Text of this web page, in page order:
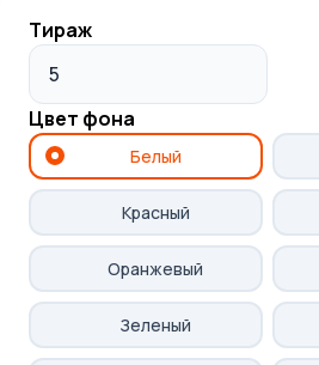
Тираж
Цвет фона
Белый
Красный
Оранжевый
Зеленый
Свяжемся с вами для
уточнения деталей заказа
Что вы получите
после заявки